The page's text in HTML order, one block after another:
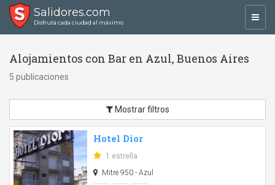
Salidores.com
Disfrutá cada ciudad al máximo
Alojamientos con Bar en Azul, Buenos Aires
5 publicaciones
Mostrar filtros
Hotel Dior
1 estrella
Mitre 950 - Azul